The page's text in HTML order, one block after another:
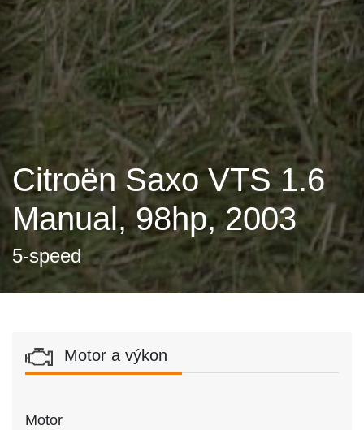
Citroën Saxo VTS 1.6
Manual, 98hp, 2003
5-speed
Motor a výkon
Motor